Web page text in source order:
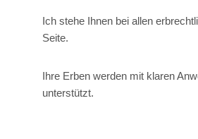
Ich stehe Ihnen bei allen
Seite.
Ihre Erben werden mit klaren
unterstützt.